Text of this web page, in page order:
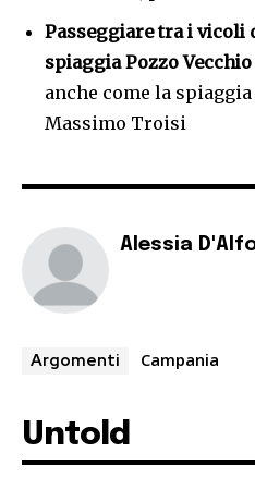
Passeggiare tra i vicoli
spiaggia Pozzo
anche come la
Massimo Troisi
Alessia
Argomenti Campania
Untold